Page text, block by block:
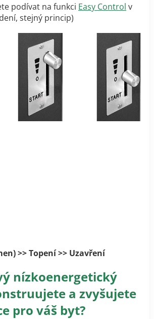
podívat na funkci Easy Control v
stejný princip)
>> Topení >> Uzavření
nízkoenergetický
a zvyšujete
pro váš byt?